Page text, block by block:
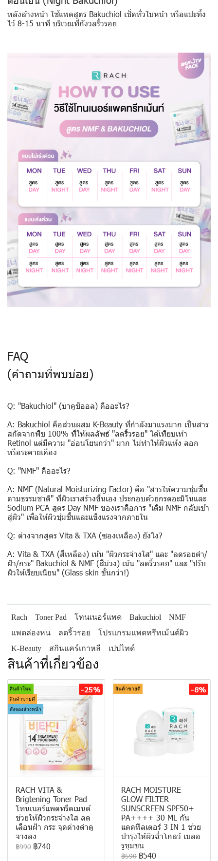
หลังล้างหน้า ใช้แพดสูตร Bakuchiol เช็ดทั่วใบหน้า หรือแปะทิ้ง
ไว้ 8-15 นาที บริเวณที่กังวลริ้วรอย
FAQ
(คำถามที่พบบ่อย)
Q: "Bakuchiol" (บาคูชิออล) คืออะไร?
A: Bakuchiol คือส่วนผสม K-Beauty ที่กำลังมาแรงมาก เป็นสาร
สกัดจากพืช 100% ที่ให้ผลลัพธ์ "ลดริ้วรอย" ได้เทียบเท่า
Retinol แต่มีความ "อ่อนโยนกว่า" มาก ไม่ทำให้ผิวแห้ง ลอก
หรือระคายเคือง
Q: "NMF" คืออะไร?
A: NMF (Natural Moisturizing Factor) คือ "สารให้ความชุ่มชื้น
ตามธรรมชาติ" ที่ผิวเราสร้างขึ้นเอง ประกอบด้วยกรดอะมิโนและ
Sodium PCA สูตร Day NMF ของเราคือการ "เติม NMF กลับเข้า
สู่ผิว" เพื่อให้ผิวชุ่มชื้นและแข็งแรงจากภายใน
Q: ต่างจากสูตร Vita & TXA (ซองเหลือง) ยังไง?
A: Vita & TXA (สีเหลือง) เน้น "ผิวกระจ่างใส" และ "ลดรอยดำ/
ฝ้า/กระ" Bakuchiol & NMF (สีม่วง) เน้น "ลดริ้วรอย" และ "ปรับ
ผิวให้เรียบเนียน" (Glass skin ขั้นกว่า!)
Rach Toner Pad โทนเนอร์แพด Bakuchiol
NMF
แพดล่องหน
ลดริ้วรอย
โปรแกรมแพดทรีทเม้นต์ผิว
K-Beauty
สกินแคร์เกาหลี เปปไทด์
สินค้าที่เกี่ยวข้อง
สินค้าใหม่
สินค้าขายดี
สั่งจองล่วงหน้า
-25%
RACH VITA &
Brigtening Toner Pad
โทนเนอร์แพดทรีตเมนต์
ช่วยให้ผิวกระจ่างใส ลด
เลือนฝ้า กระ จุดด่างดำดู
จางลง
฿990 ฿740
สินค้าขายดี -8%
RACH MOISTURE
GLOW FILTER
SUNSCREEN SPF50+
PA++++ 30 ML กัน
แดดฟิลเตอร์ 3 IN 1 ช่วย
บำรุงให้ผิวฉ่ำโกลว์ เบลอ
รูขุมขน
฿590 ฿540